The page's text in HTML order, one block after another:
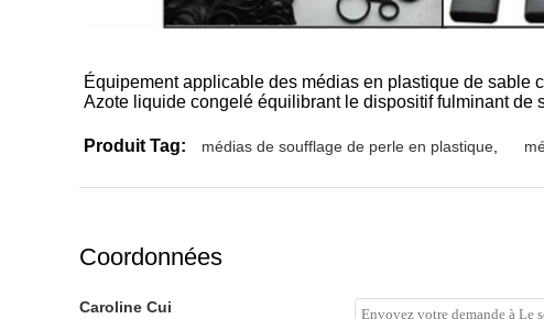
Équipement applicable des médias en plastique de sable
Azote liquide congelé équilibrant le dispositif fulminant de
Produit Tag: médias de soufflage de perle en plastique
Coordonnées
Caroline Cui